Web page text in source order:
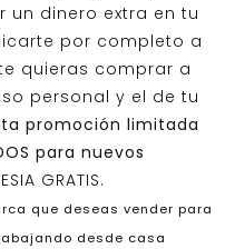
un dinero extra en tu
por completo a
quieras comprar a
personal y el de tu
promoción limitada
para nuevos
GRATIS.
que deseas vender para
desde casa